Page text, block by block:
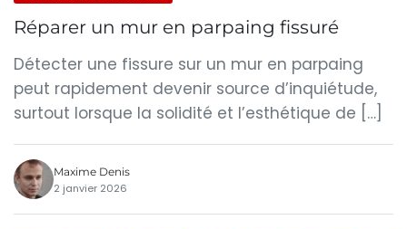
Réparer un mur en parpaing fissuré
Détecter une fissure sur un mur en parpaing
peut rapidement devenir source d’inquiétude,
surtout lorsque la solidité et l’esthétique de […]
Maxime Denis
2 janvier 2026